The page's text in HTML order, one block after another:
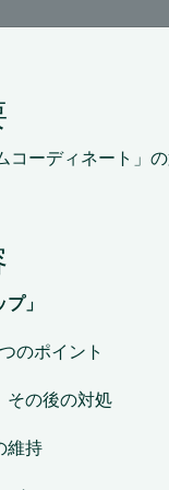
ーディネート」
」
のポイント
その後の対処
維持